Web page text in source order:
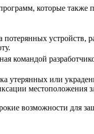
которые также
командой
утерянных или
местоположения
возможности для